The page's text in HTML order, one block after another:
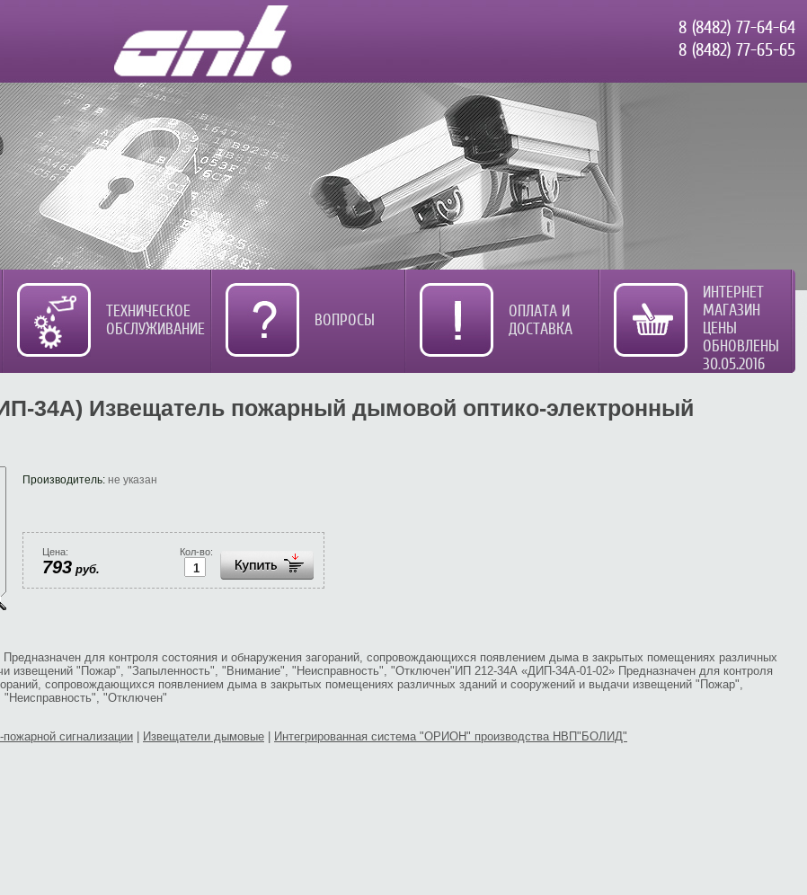
8 (8482) 77-64-64
8 (8482) 77-65-65
ТЕХНИЧЕСКОЕ
ОБСЛУЖИВАНИЕ
ВОПРОСЫ
ОПЛАТА И
ДОСТАВКА
ИНТЕРНЕТ
МАГАЗИН
ЦЕНЫ
ОБНОВЛЕНЫ
30.05.2016
34А) Извещатель пожарный дымовой оптико-электронный
Производитель: не указан
Кол-во:
Цена:
793 руб.
для контроля состояния и обнаружения загораний, сопровождающихся появлением дыма в закрытых помещениях различных
извещений "Пожар", "Запыленность", "Внимание", "Неисправность", "Отключен"ИП 212-34А «ДИП-34А-01-02» Предназначен для контроля
сопровождающихся появлением дыма в закрытых помещениях различных зданий и сооружений и выдачи извещений "Пожар",
"Отключен"
сигнализации Извещатели дымовые
Интегрированная система "ОРИОН" производства НВП"БОЛИД"